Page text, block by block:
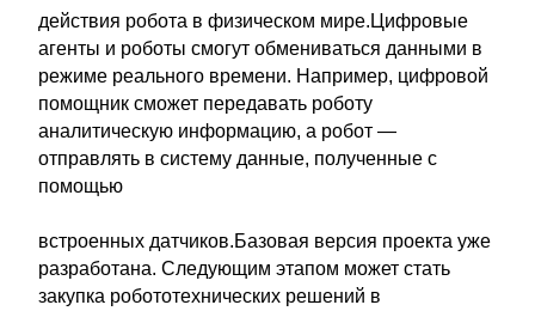
действия робота в физическом мире.Цифровые
агенты и роботы смогут обмениваться данными в
режиме реального времени. Например, цифровой
помощник сможет передавать роботу
аналитическую информацию, а робот —
отправлять в систему данные, полученные с
помощью
встроенных датчиков.Базовая версия проекта уже
разработана. Следующим этапом может стать
закупка робототехнических решений в